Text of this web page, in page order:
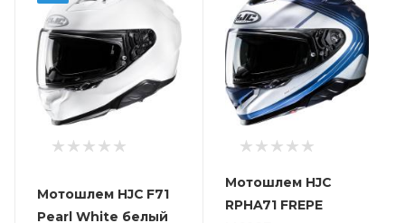
Мотошлем HJC F71
Pearl White белый
Мотошлем HJC
RPHA71 FREPE